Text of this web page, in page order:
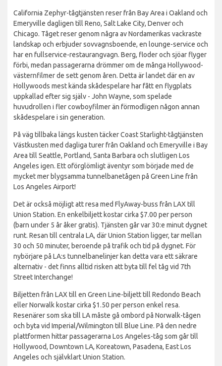
California Zephyr-tågtjänsten reser från Bay Area i Oakland och
Emeryville dagligen till Reno, Salt Lake City, Denver och
Chicago. Tåget reser genom några av Nordamerikas vackraste
landskap och erbjuder sovvagnsboende, en lounge-service och
har en fullservice-restaurangvagn. Berg, floder och sjöar flyger
förbi, medan passagerarna drömmer om de många Hollywood-
västernfilmer de sett genom åren. Detta är landet där en av
Hollywoods mest kända skådespelare har fått en flygplats
uppkallad efter sig själv - John Wayne, som spelade
huvudrollen i fler cowboyfilmer än förmodligen någon annan
skådespelare i sin generation.
På väg tillbaka längs kusten täcker Coast Starlight-tågtjänsten
Västkusten med dagliga turer från Oakland och Emeryville i Bay
Area till Seattle, Portland, Santa Barbara och slutligen Los
Angeles igen. Ett oförglömligt äventyr som började med de
mycket mer blygsamma tunnelbanetågen på Green Line från
Los Angeles Airport!
Det är också möjligt att resa med FlyAway-buss från LAX till
Union Station. En enkelbiljett kostar cirka $7.00 per person
(barn under 5 år åker gratis). Tjänsten går var 30:e minut dygnet
runt. Resan till centrala LA, där Union Station ligger, tar mellan
30 och 50 minuter, beroende på trafik och tid på dygnet. För
nybörjare på LA:s tunnelbanelinjer kan detta vara ett säkrare
alternativ - det finns alltid risken att byta till fel tåg vid 7th
Street Interchange!
Biljetten från LAX till en Green Line-biljett till Redondo Beach
eller Norwalk kostar cirka $1.50 per person enkel resa.
Resenärer som ska till LA måste gå ombord på Norwalk-tågen
och byta vid Imperial/Wilmington till Blue Line. På den nedre
plattformen hittar passagerarna Los Angeles-tåg som går till
Hollywood, Downtown LA, Koreatown, Pasadena, East Los
Angeles och självklart Union Station.